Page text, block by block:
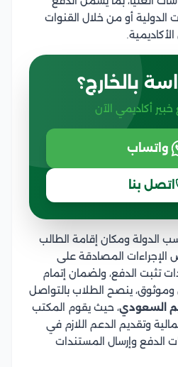
الدولية أو من خلال القنوات
بالخارج؟
أكاديمي الآن
واتساب
اتصل بنا
الدولة ومكان إقامة الطالب
المصادقة على
تثبت الدفع، ولضمان إتمام
ينصح الطلاب بالتواصل
السعودي، حيث يقوم المكتب
وتقديم الدعم اللازم في
الدفع وإرسال المستندات